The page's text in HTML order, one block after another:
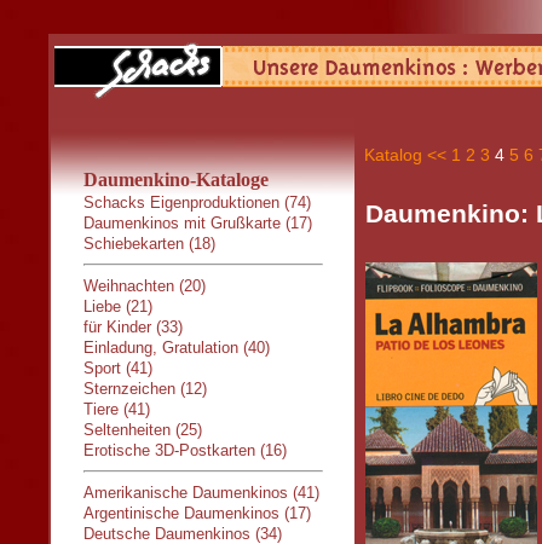
Daumenkino-Kataloge
Schacks Eigenproduktionen (74)
Daumenkinos mit Grußkarte (17)
Schiebekarten (18)
Weihnachten (20)
Liebe (21)
für Kinder (33)
Einladung, Gratulation (40)
Sport (41)
Sternzeichen (12)
Tiere (41)
Seltenheiten (25)
Erotische 3D-Postkarten (16)
Amerikanische Daumenkinos (41)
Argentinische Daumenkinos (17)
Deutsche Daumenkinos (34)
Katalog << 1 2 3 4 5 6
Daumenkino: